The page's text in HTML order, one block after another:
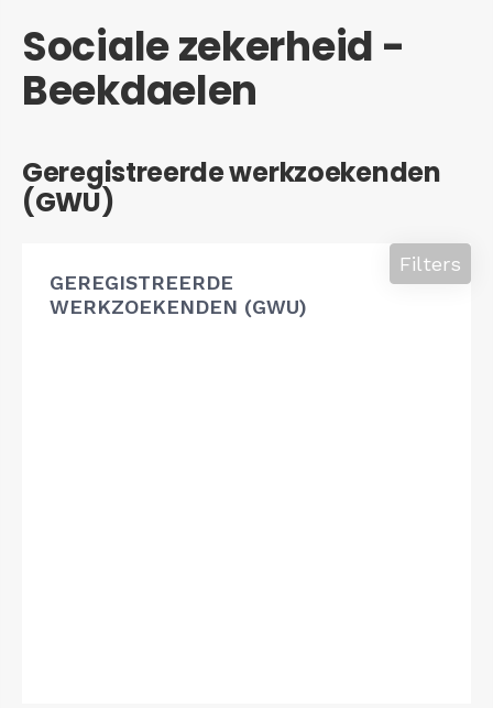
Sociale zekerheid -
Beekdaelen
Geregistreerde werkzoekenden
(GWU)
GEREGISTREERDE
WERKZOEKENDEN (GWU)
Filters